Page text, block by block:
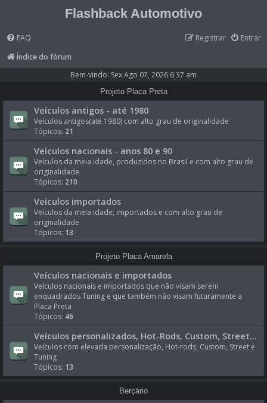
Flashback Automotivo
FAQ Entrar
Registrar
Índice do fórum
Bem-vindo: Sex Ago 07, 2026 6:37 am
Projeto Placa Preta
Veículos antigos - até 1980
Veículos antigos(até 1980) com alto grau de originalidade
Tópicos: 21
Veículos nacionais - anos 80 e 90
Veículos da meia idade, produzidos no Brasil e com alto grau de
originalidade
Tópicos: 210
Veículos importados
Veículos da meia idade, importados e com alto grau de
originalidade
Tópicos: 13
Projeto Placa Amarela
Veículos nacionais e importados
Veículos nacionais e importados que não visam serem
enquadrados Tuning e que também não visam futuramente a
Placa Preta
Tópicos: 46
Veículos personalizados, Hot-Rods, Custom, Street...
Veículos com elevada personalização, Hot-rods, Custom, Street e
Tuning
Tópicos: 13
Berçário